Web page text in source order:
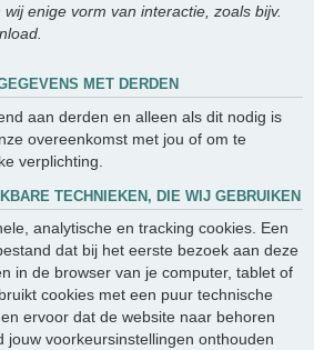
enige vorm van interactie, zoals bijv.
MET DERDEN
aan derden en alleen als dit nodig is
overeenkomst met jou of om te
verplichting.
TECHNIEKEN, DIE WIJ GEBRUIKEN
analytische en tracking cookies. Een
dat bij het eerste bezoek aan deze
in de browser van je computer, tablet of
cookies met een puur technische
ervoor dat de website naar behoren
jouw voorkeursinstellingen onthouden